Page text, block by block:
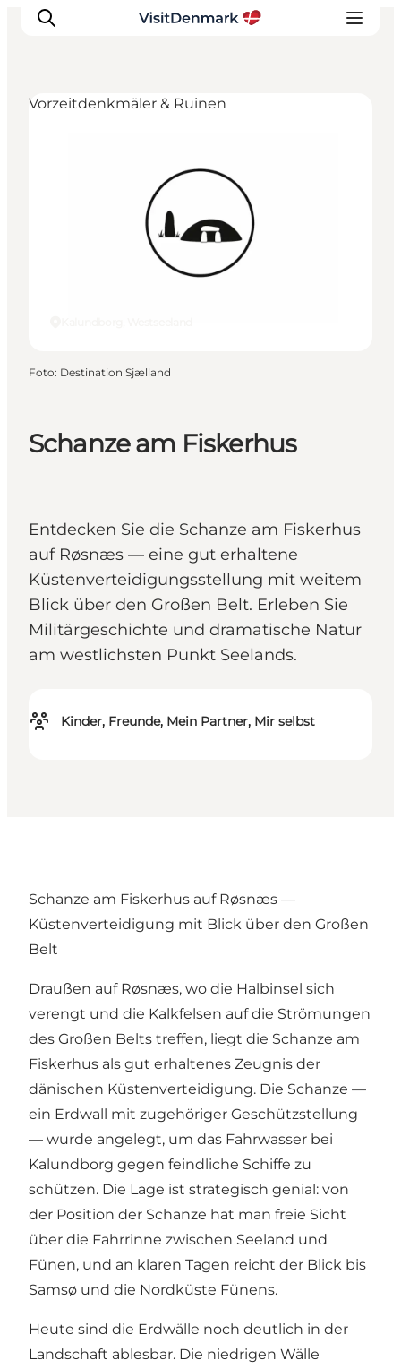
Unterkünfte
Reiseplanung
Schanze am Fiskerhus
Entdecken Sie die Schanze am Fiskerhus
auf Røsnæs — eine gut erhaltene
Küstenverteidigungsstellung mit weitem
Blick über den Großen Belt. Erleben Sie
Militärgeschichte und dramatische Natur
am westlichsten Punkt Seelands.
Kinder, Freunde, Mein Partner, Mir selbst
Vorzeitdenkmäler & Ruinen
Foto: Destination Sjælland
Schanze am Fiskerhus auf Røsnæs —
Küstenverteidigung mit Blick über den Großen
Belt
Draußen auf Røsnæs, wo die Halbinsel sich
verengt und die Kalkfelsen auf die Strömungen
des Großen Belts treffen, liegt die Schanze am
Fiskerhus als gut erhaltenes Zeugnis der
dänischen Küstenverteidigung. Die Schanze —
ein Erdwall mit zugehöriger Geschützstellung
— wurde angelegt, um das Fahrwasser bei
Kalundborg gegen feindliche Schiffe zu
schützen. Die Lage ist strategisch genial: von
der Position der Schanze hat man freie Sicht
über die Fahrrinne zwischen Seeland und
Fünen, und an klaren Tagen reicht der Blick bis
Samsø und die Nordküste Fünens.
Heute sind die Erdwälle noch deutlich in der
Landschaft ablesbar. Die niedrigen Wälle